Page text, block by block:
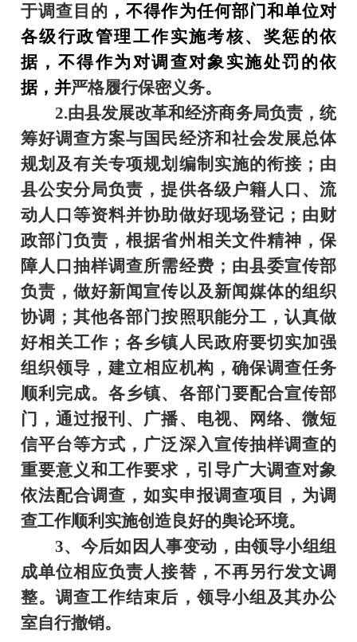
于调查目的 ，不得作为任何部门和单位对
各级行政管理工作实施考核、奖惩的依
据，不得作为对调查对象实施处罚的依
据，并严格履行保密义务。
2.由县发展改革和经济商务局负责，统
筹好调查方案与国民经济和社会发展总体
规划及有关专项规划编制实施的衔接；由
县公安分局负责，提供各级户籍人口、流
动人口等资料并协助做好现场登记；由财
政部门负责，根据省州相关文件精神，保
障人口抽样调查所需经费；由县委宣传部
负责，做好新闻宣传以及新闻媒体的组织
协调；其他各部门按照职能分工，认真做
好相关工作；各乡镇人民政府要切实加强
组织领导，建立相应机构，确保调查任务
顺利完成。各乡镇、各部门要配合宣传部
门，通过报刊、广播、电视、网络、微短
信平台等方式，广泛深入宣传抽样调查的
重要意义和工作要求，引导广大调查对象
依法配合调查，如实申报调查项目，为调
查工作顺利实施创造良好的舆论环境。
3、 今后如因人事变动，由领导小组组
成单位相应负责人接替，不再另行发文调
整。调查工作结束后，领导小组及其办公
室自行撤销。